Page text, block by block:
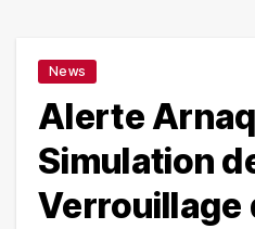
News
Alerte
Simulation
Verrouillage